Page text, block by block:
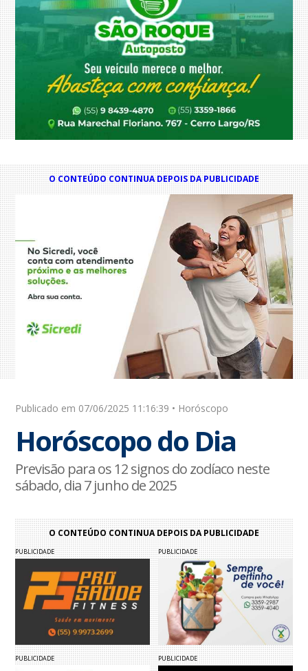
O CONTEÚDO CONTINUA DEPOIS DA PUBLICIDADE
Publicado em 07/06/2025 11:16:39 • Horóscopo
Horóscopo do Dia
Previsão para os 12 signos do zodíaco neste
sábado, dia 7 junho de 2025
O CONTEÚDO CONTINUA DEPOIS DA PUBLICIDADE
PUBLICIDADE PUBLICIDADE
PUBLICIDADE PUBLICIDADE